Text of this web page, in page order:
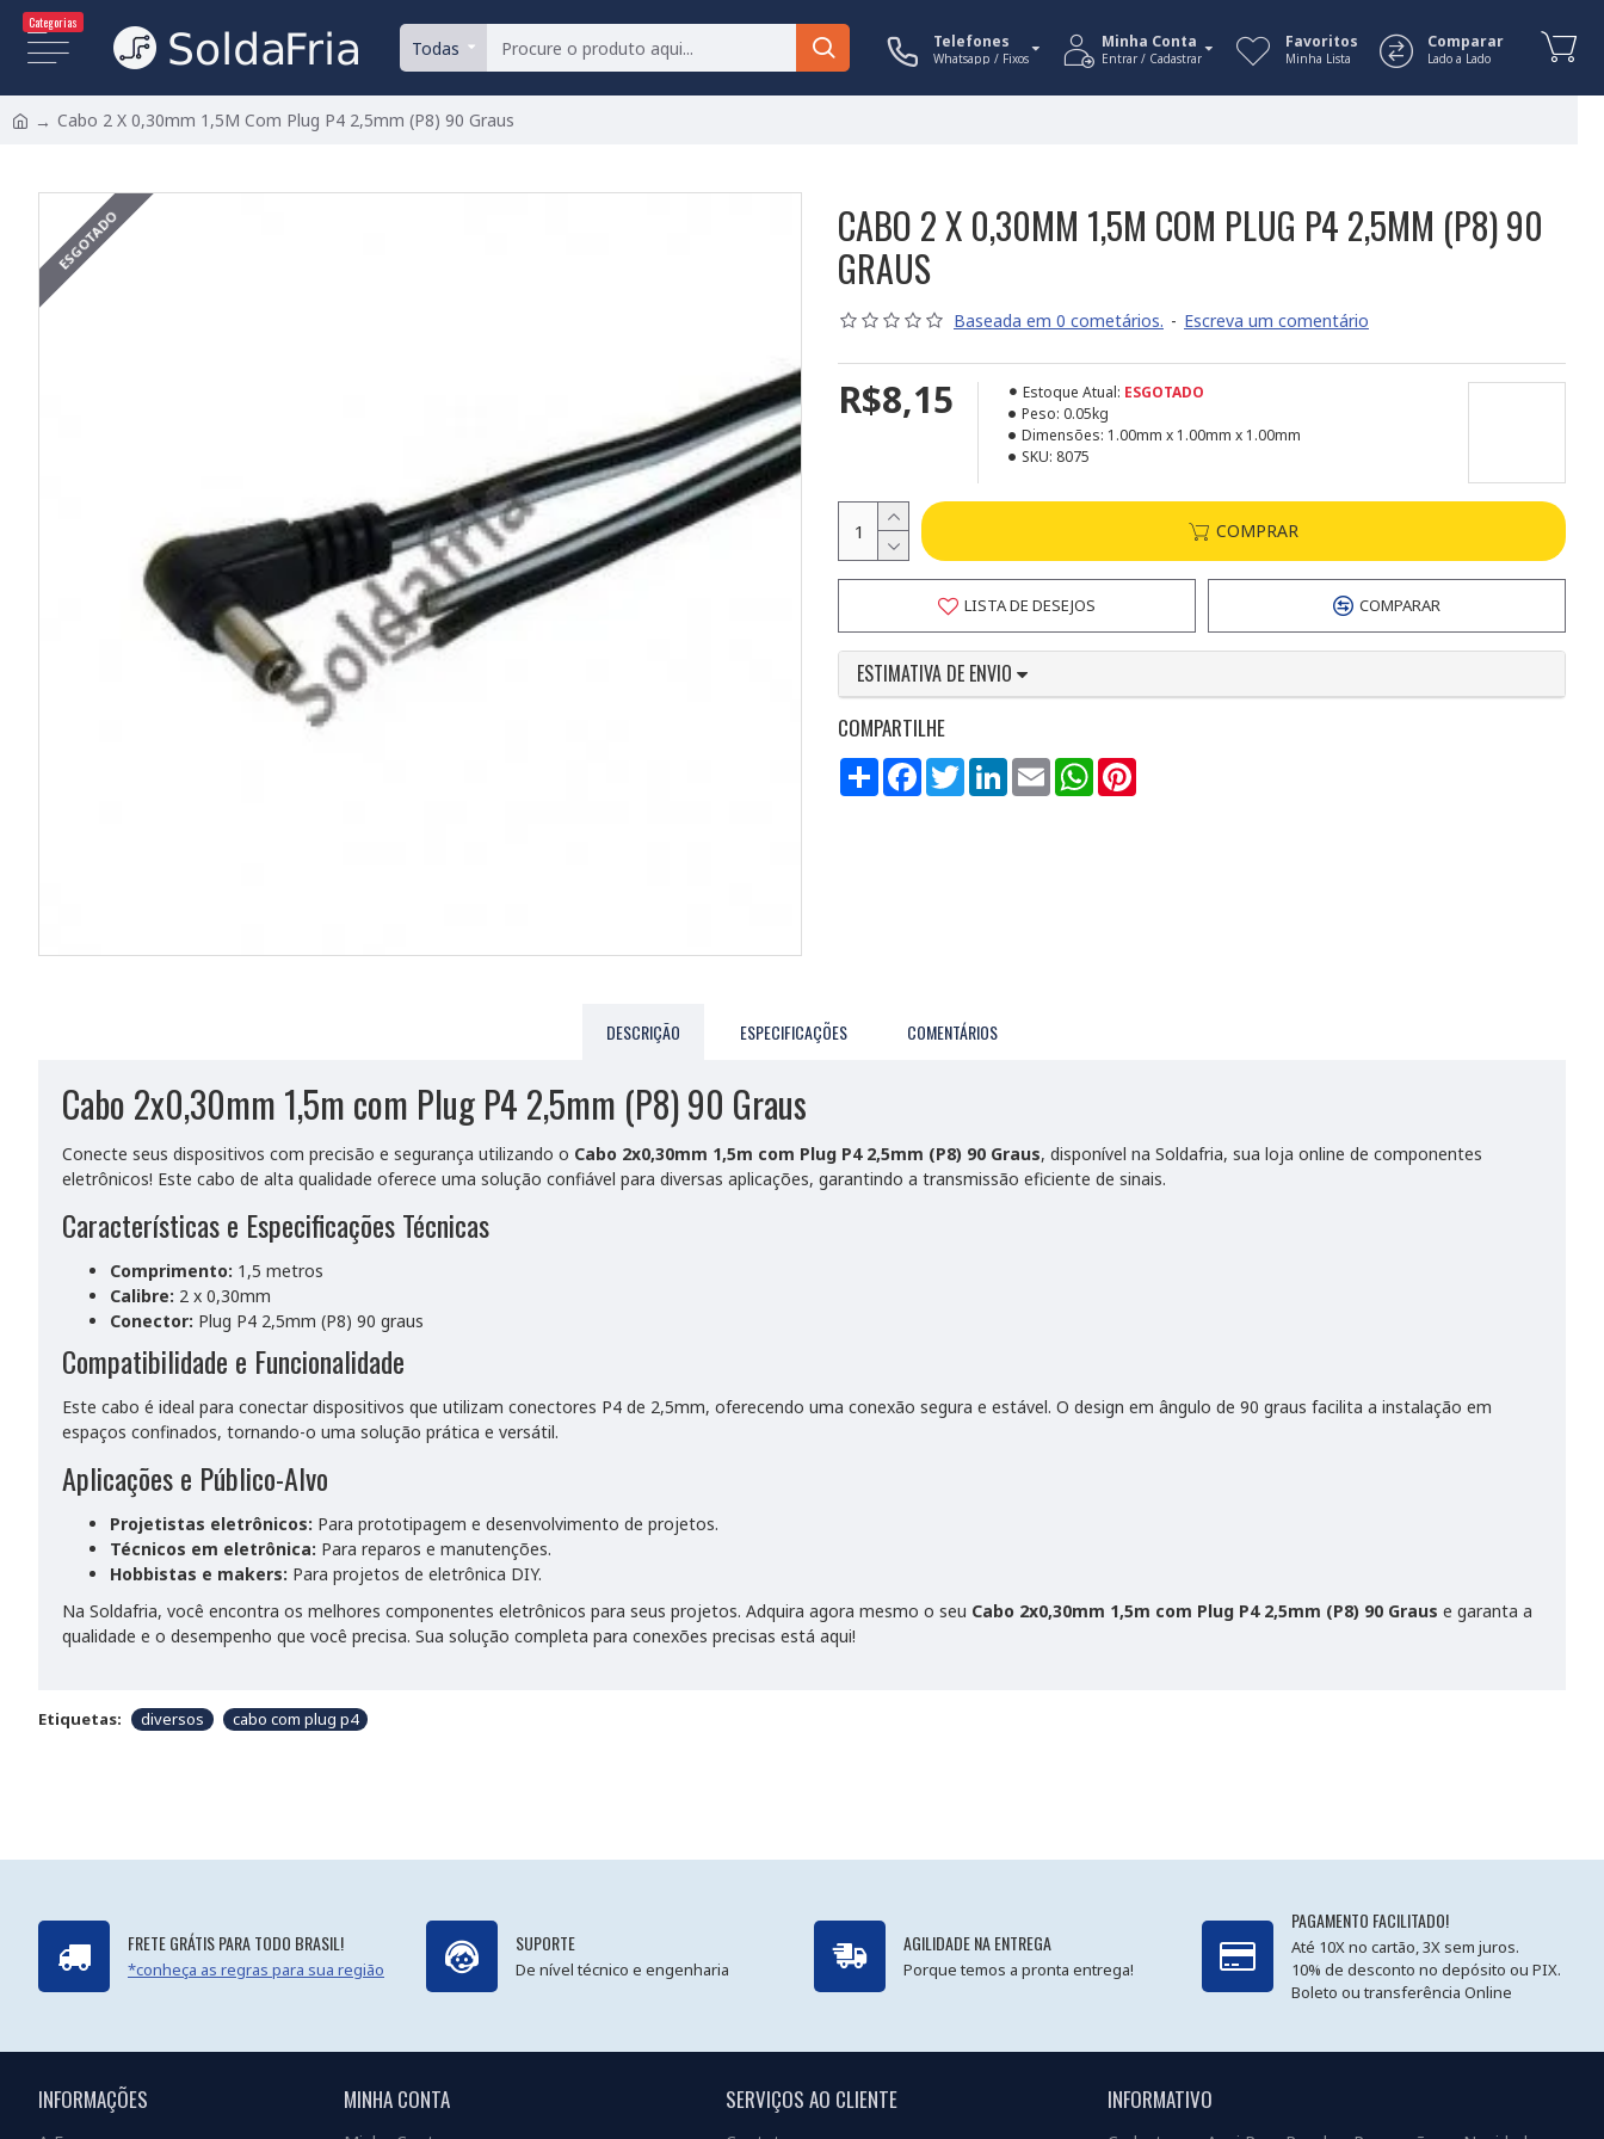
Categorias
Todas Telefones
Whatsapp / Fixos
Minha Conta
Entrar / Cadastrar
Favoritos
Minha Lista
Comparar
Lado a Lado
Cabo 2 X 0,30mm 1,5M Com Plug P4 2,5mm (P8) 90 Graus
ESGOTADO
CABO 2 X 0,30MM 1,5M COM PLUG P4 2,5MM (P8) 90
GRAUS
Baseada em 0 cometários. - Escreva um comentário
R$8,15 Estoque Atual: ESGOTADO
Peso: 0.05kg
Dimensões: 1.00mm x 1.00mm x 1.00mm
SKU: 8075
COMPRAR
LISTA DE DESEJOS COMPARAR
ESTIMATIVA DE ENVIO
COMPARTILHE
Compartilhar
FacebookTwitterLinkedInEmail WhatsApp
DESCRIÇÃO ESPECIFICAÇÕES COMENTÁRIOS
Cabo 2x0,30mm 1,5m com Plug P4 2,5mm (P8) 90 Graus
Conecte seus dispositivos com precisão e segurança utilizando o Cabo 2x0,30mm 1,5m com Plug P4 2,5mm (P8) 90 Graus, disponível na Soldafria, sua loja online de componentes
eletrônicos! Este cabo de alta qualidade oferece uma solução confiável para diversas aplicações, garantindo a transmissão eficiente de sinais.
Características e Especificações Técnicas
Comprimento: 1,5 metros
Calibre: 2 x 0,30mm
Conector: Plug P4 2,5mm (P8) 90 graus
Compatibilidade e Funcionalidade
Este cabo é ideal para conectar dispositivos que utilizam conectores P4 de 2,5mm, oferecendo uma conexão segura e estável. O design em ângulo de 90 graus facilita a instalação em
espaços confinados, tornando-o uma solução prática e versátil.
Aplicações e Público-Alvo
Projetistas eletrônicos: Para prototipagem e desenvolvimento de projetos.
Técnicos em eletrônica: Para reparos e manutenções.
Hobbistas e makers: Para projetos de eletrônica DIY.
Na Soldafria, você encontra os melhores componentes eletrônicos para seus projetos. Adquira agora mesmo o seu Cabo 2x0,30mm 1,5m com Plug P4 2,5mm (P8) 90 Graus e garanta a
qualidade e o desempenho que você precisa. Sua solução completa para conexões precisas está aqui!
Etiquetas: diversos cabo com plug p4
FRETE GRÁTIS PARA TODO BRASIL!
*conheça as regras para sua região
SUPORTE
De nível técnico e engenharia
AGILIDADE NA ENTREGA
Porque temos a pronta entrega!
PAGAMENTO FACILITADO!
Até 10X no cartão, 3X sem juros.
10% de desconto no depósito ou PIX.
Boleto ou transferência Online
INFORMAÇÕES MINHA CONTA SERVIÇOS AO CLIENTE INFORMATIVO